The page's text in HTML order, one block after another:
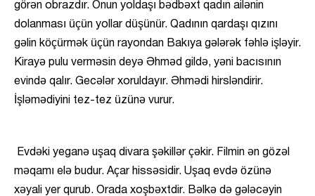
görən obrazdır. Onun yoldaşı bədbəxt qadın ailənin
dolanması üçün yollar düşünür. Qadının qardaşı qızını
gəlin köçürmək üçün rayondan Bakıya gələrək fəhlə işləyir.
Kirayə pulu verməsin deyə Əhməd gildə, yəni bacısının
evində qalır. Gecələr xoruldayır. Əhmədi hirsləndirir.
İşləmədiyini tez-tez üzünə vurur.
Evdəki yeganə uşaq divara şəkillər çəkir. Filmin ən gözəl
məqamı elə budur. Açar hissəsidir. Uşaq evdə özünə
xəyali yer qurub. Orada xoşbəxtdir. Bəlkə də gələcəyin